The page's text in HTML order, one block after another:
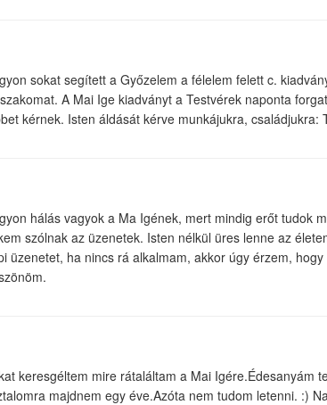
sokat segített a Győzelem a félelem felett c.
A Mai Ige kiadványt a Testvérek naponta
kérnek. Isten áldását kérve munkájukra, családjukra:
hálás vagyok a Ma Igének, mert mindig erőt tudok
szólnak az üzenetek. Isten nélkül üres lenne az
üzenetet, ha nincs rá alkalmam, akkor úgy érzem,
keresgéltem mire rátaláltam a Mai Igére.Édesanyám
majdnem egy éve.Azóta nem tudom letenni. :)